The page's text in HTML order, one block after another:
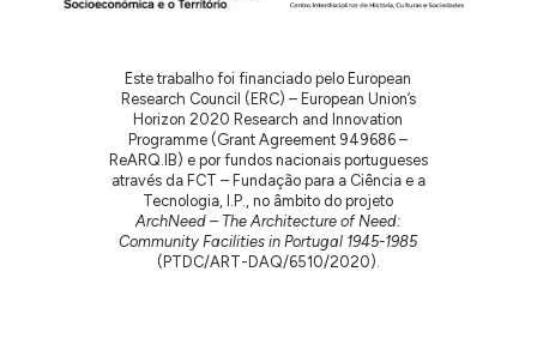
Este trabalho foi financiado pelo European
Research Council (ERC) – European Union’s
Horizon 2020 Research and Innovation
Programme (Grant Agreement 949686 –
ReARQ.IB) e por fundos nacionais portugueses
através da FCT – Fundação para a Ciência e a
Tecnologia, I.P., no âmbito do projeto
ArchNeed – The Architecture of Need:
Community Facilities in Portugal 1945-1985
(PTDC/ART-DAQ/6510/2020).